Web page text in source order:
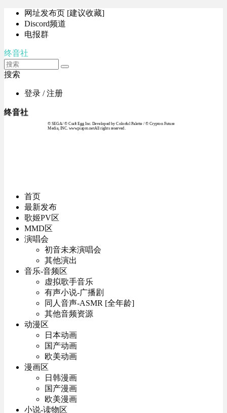
网址发布页 [建议收藏]
Discord频道
电报群
终音社
搜索
登录 / 注册
终音社
© SEGA / © Craft Egg Inc. Developed by Colorful Palette / © Crypton Future
Media, INC. www.piapro.netAll rights reserved.
首页
最新发布
歌姬PV区
MMD区
演唱会
初音未来演唱会
其他演出
音乐-音频区
虚拟歌手音乐
有声小说-广播剧
同人音声-ASMR [全年龄]
其他音频资源
动漫区
日本动画
国产动画
欧美动画
漫画区
日韩漫画
国产漫画
欧美漫画
小说-读物区